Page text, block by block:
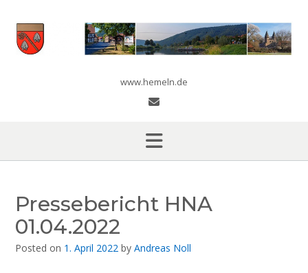
content
www.hemeln.de
Pressebericht HNA
01.04.2022
Posted on 1. April 2022 by Andreas Noll